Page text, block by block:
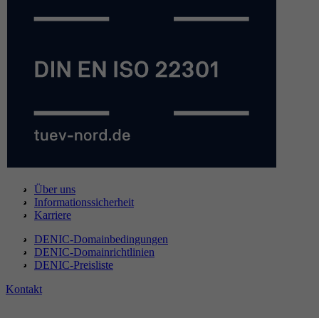
Über uns
Informationssicherheit
Karriere
DENIC-Domainbedingungen
DENIC-Domainrichtlinien
DENIC-Preisliste
Kontakt